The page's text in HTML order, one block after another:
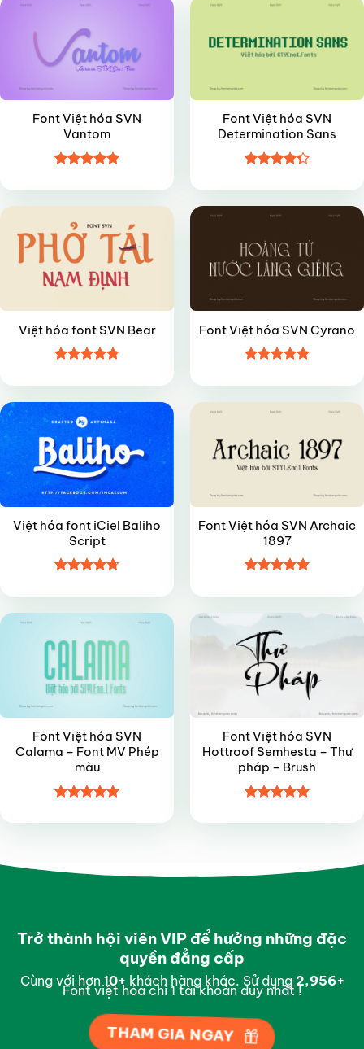
Font Việt hóa SVN
Vantom
hạng4.85
Font Việt hóa SVN
Determination Sans
hạng4.35
5 sao
Việt hóa font SVN Bear
hạng4.85
sao
Font Việt hóa SVN Cyrano
hạng55
Việt hóa font iCiel Baliho
Script
hạng4.75
sao
Font Việt hóa SVN Archaic
1897
hạng4.95
Font Việt hóa SVN
Calama – Font MV Phép
màu
hạng55
Font Việt hóa SVN
Hottroof Semhesta – Thư
pháp – Brush
hạng4.95
Trở thành hội viên VIP để hưởng những đặc
quyền đẳng cấp
Cùng với hơn 10+ khách hàng khác. Sử dụng 2,996+
Font việt hóa chỉ 1 tài khoản duy nhất !
THAM GIA NGAY